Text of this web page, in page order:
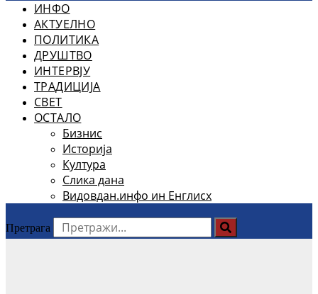
ИНФО
АКТУЕЛНО
ПОЛИТИКА
ДРУШТВО
ИНТЕРВЈУ
ТРАДИЦИЈА
СВЕТ
ОСТАЛО
Бизнис
Историја
Култура
Слика дана
Видовдан.инфо ин Енглисх
Претрага